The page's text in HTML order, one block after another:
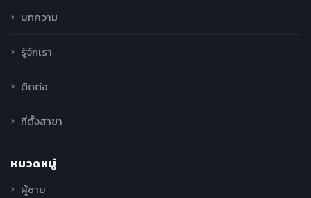
บทความ
รู้จักเรา
ติดต่อ
ที่ตั้งสาขา
หมวดหมู่
ผู้ชาย